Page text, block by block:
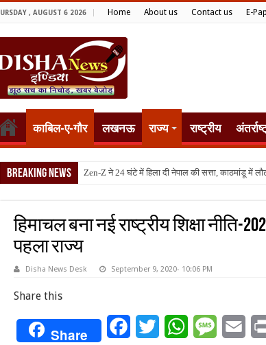
, AUGUST 6 2026 Home About us Contact us E-
काबिल-ए-गौर लखनऊ राज्य राष्ट्रीय
Breaking News टैरिफ वॉर पर प
हिमाचल बना नई राष्ट्रीय शिक्षा नीति-
पहला राज्य
Disha News Desk September 9, 2020- 10:06 PM
Share this
Share FacebookTwitterWhatsAppMessage